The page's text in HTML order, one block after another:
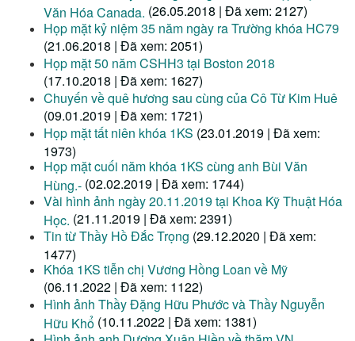
Văn Hóa Canada. (26.05.2018 | Đã xem: 2127)
Họp mặt kỷ niệm 35 năm ngày ra Trường khóa HC79
(21.06.2018 | Đã xem: 2051)
Họp mặt 50 năm CSHH3 tại Boston 2018
(17.10.2018 | Đã xem: 1627)
Chuyến về quê hương sau cùng của Cô Từ Kim Huê
(09.01.2019 | Đã xem: 1721)
Họp mặt tất niên khóa 1KS (23.01.2019 | Đã xem:
1973)
Họp mặt cuối năm khóa 1KS cùng anh Bùi Văn
Hùng.- (02.02.2019 | Đã xem: 1744)
Vài hình ảnh ngày 20.11.2019 tại Khoa Kỹ Thuật Hóa
Học. (21.11.2019 | Đã xem: 2391)
Tin từ Thầy Hồ Đắc Trọng (29.12.2020 | Đã xem:
1477)
Khóa 1KS tiễn chị Vương Hồng Loan về Mỹ
(06.11.2022 | Đã xem: 1122)
Hình ảnh Thầy Đặng Hữu Phước và Thầy Nguyễn
Hữu Khổ (10.11.2022 | Đã xem: 1381)